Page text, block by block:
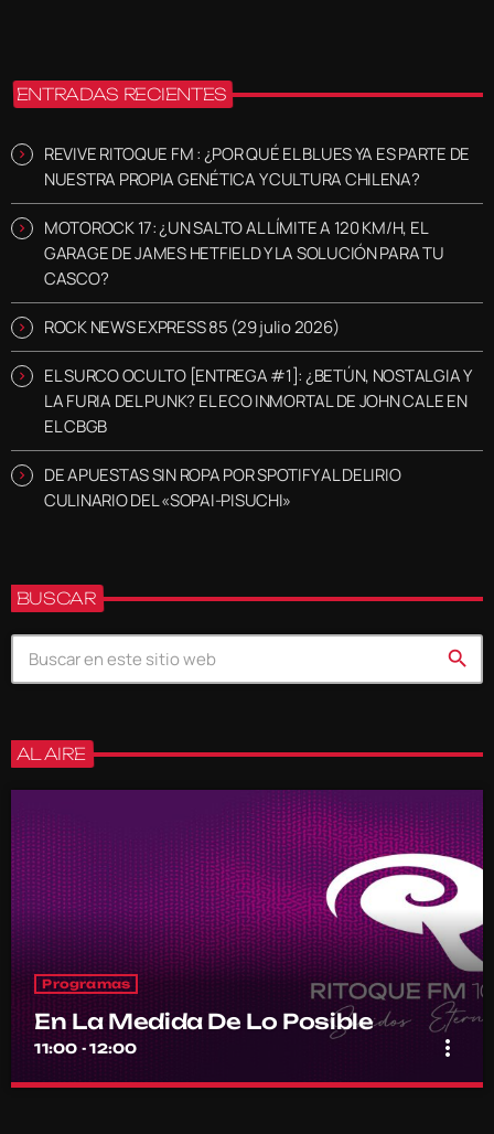
ENTRADAS RECIENTES
REVIVE RITOQUE FM : ¿POR QUÉ EL BLUES YA ES PARTE DE
NUESTRA PROPIA GENÉTICA Y CULTURA CHILENA?
MOTOROCK 17: ¿UN SALTO AL LÍMITE A 120 KM/H, EL
GARAGE DE JAMES HETFIELD Y LA SOLUCIÓN PARA TU
CASCO?
ROCK NEWS EXPRESS 85 (29 julio 2026)
EL SURCO OCULTO [ENTREGA #1]: ¿BETÚN, NOSTALGIA Y
LA FURIA DEL PUNK? EL ECO INMORTAL DE JOHN CALE EN
EL CBGB
DE APUESTAS SIN ROPA POR SPOTIFY AL DELIRIO
CULINARIO DEL «SOPAI-PISUCHI»
BUSCAR
search
AL AIRE
Programas
En La Medida De Lo Posible
11:00 - 12:00 more_vert